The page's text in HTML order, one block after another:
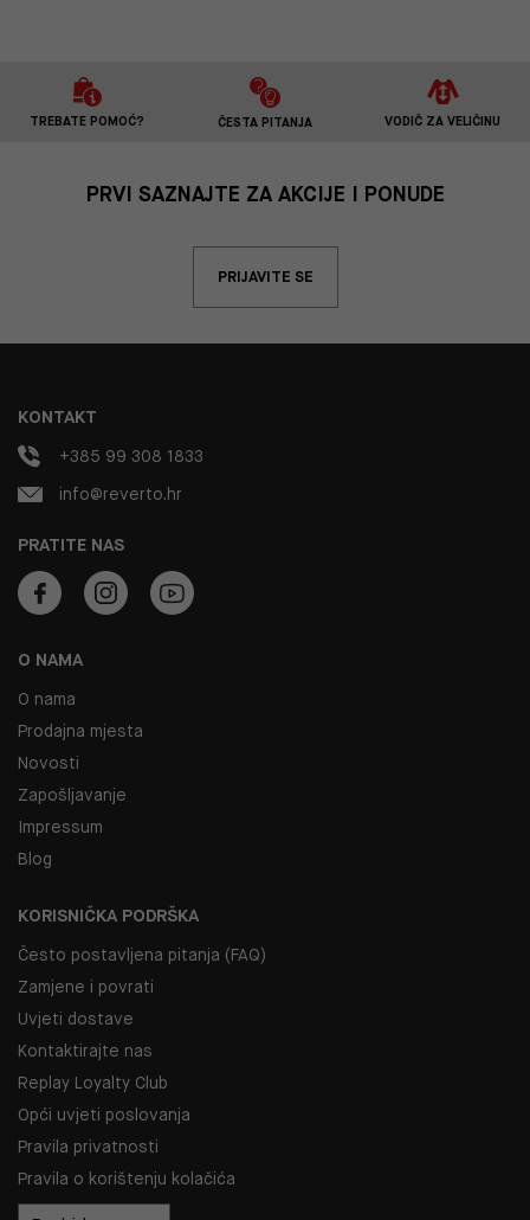
TREBATE POMOĆ? ČESTA PITANJA VODIČ ZA VELIČINU
PRVI SAZNAJTE ZA AKCIJE I PONUDE
PRIJAVITE SE
O NAMA
O nama
Prodajna mjesta
Novosti
Zapošljavanje
Impressum
Blog
KORISNIČKA PODRŠKA
Često postavljena pitanja (FAQ)
Zamjene i povrati
Uvjeti dostave
Kontaktirajte nas
Replay Loyalty Club
Opći uvjeti poslovanja
Pravila privatnosti
Pravila o korištenju kolačića
PRATITE NAS
KONTAKT
+385 99 308 1833
info@reverto.hr